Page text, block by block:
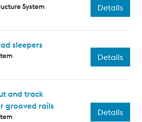
System
Details
sleepers
Details
and track
grooved rails
Details